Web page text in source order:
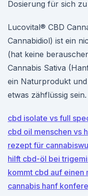
Dosierung für sich
Lucovital® CBD
Cannabidiol) ist ein
(hat keine
Cannabis Sativa
ein Naturprodukt
etwas zähflüssig sein.
cbd isolate vs full
cbd oil menschen vs
rezept für
hilft cbd-öl bei
kommt cbd auf einen
cannabis hanf